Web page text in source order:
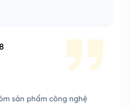
sản phẩm công nghệ